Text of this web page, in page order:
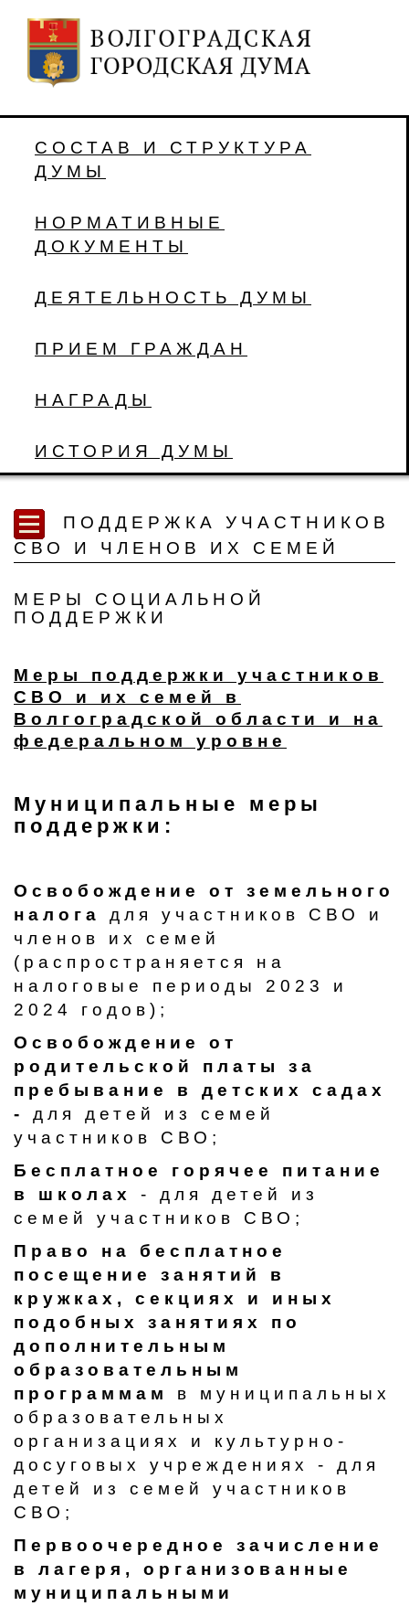
СОСТАВ И СТРУКТУРА
ДУМЫ
НОРМАТИВНЫЕ
ДОКУМЕНТЫ
ДЕЯТЕЛЬНОСТЬ ДУМЫ
ПРИЕМ ГРАЖДАН
НАГРАДЫ
ИСТОРИЯ ДУМЫ
ПОДДЕРЖКА УЧАСТНИКОВ
СВО И ЧЛЕНОВ ИХ СЕМЕЙ
МЕРЫ СОЦИАЛЬНОЙ
ПОДДЕРЖКИ
Меры поддержки участников
СВО и их семей в
Волгоградской области и на
федеральном уровне
Муниципальные меры
поддержки:
Освобождение от земельного
налога
для участников СВО и
членов их семей
(распространяется на
налоговые периоды 2023 и
2024 годов);
Освобождение от
родительской платы за
пребывание в детских садах
- для детей из семей
участников СВО;
Бесплатное горячее питание
в школах
- для детей из
семей участников СВО;
Право на бесплатное
посещение занятий в
кружках, секциях и иных
подобных занятиях по
дополнительным
образовательным
программам
в муниципальных
образовательных
организациях и культурно-
досуговых учреждениях - для
детей из семей участников
СВО;
Первоочередное зачисление
в лагеря, организованные
муниципальными